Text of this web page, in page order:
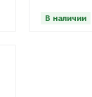
В наличии